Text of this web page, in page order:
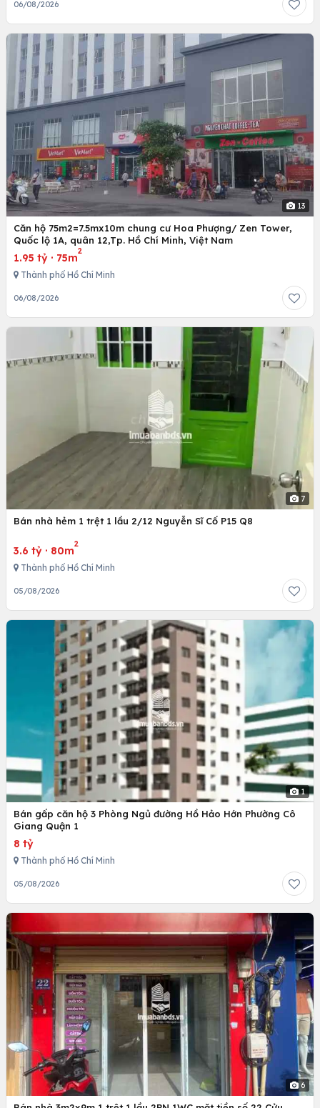
06/08/2026
13
Căn hộ 75m2=7.5mx10m chung cư Hoa Phượng/ Zen Tower,
Quốc lộ 1A, quân 12,Tp. Hồ Chí Minh, Việt Nam
1.95 tỷ · 75m
2
Thành phố Hồ Chí Minh
06/08/2026
7
Bán nhà hẻm 1 trệt 1 lầu 2/12 Nguyễn Sĩ Cố P15 Q8
3.6 tỷ · 80m
2
Thành phố Hồ Chí Minh
05/08/2026
1
Bán gấp căn hộ 3 Phòng Ngủ đường Hồ Hảo Hớn Phường Cô
Giang Quận 1
8 tỷ
Thành phố Hồ Chí Minh
05/08/2026
6